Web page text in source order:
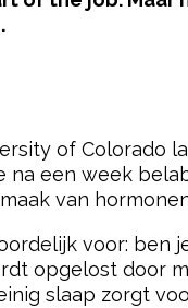
of Colorado
na een week
van
voor: ben
opgelost door
slaap zorgt